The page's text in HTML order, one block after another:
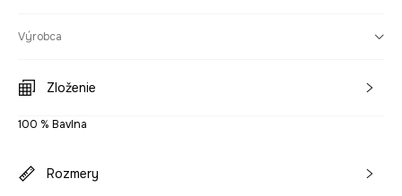
Výrobca
Zloženie
100 % Bavlna
Rozmery